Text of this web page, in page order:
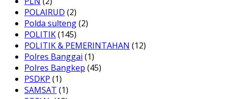
POLAIRUD (2)
Polda sulteng(2)
POLITIK(145)
POLITIK & PEMERINTAHAN (12)
Polres Banggai (1)
Polres Bangkep (45)
PSDKP (1)
SAMSAT (1)